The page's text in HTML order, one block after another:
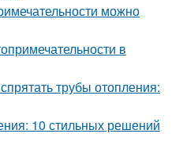
можно
в
трубы отопления:
10 стильных решений